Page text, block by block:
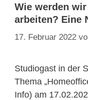
Wie werden
arbeiten? Eine
17. Februar 2022
Studiogast in der
Thema
Info) am